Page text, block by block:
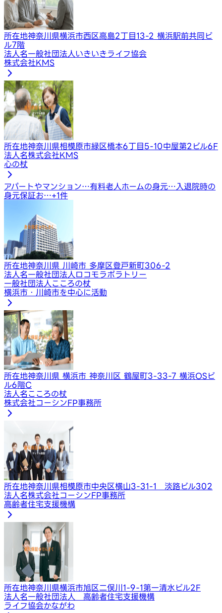
所在地神奈川県横浜市西区高島2丁目13-2 横浜駅前共同ビ
ル7階
法人名一般社団法人いきいきライフ協会
株式会社KMS
所在地神奈川県相模原市緑区橋本6丁目5-10中屋第2ビル6F
法人名株式会社KMS
心の杖
アパートやマンション…有料老人ホームの身元… 入退院時の
身元保証お…+1件
所在地神奈川県 川崎市 多摩区登戸新町306-2
法人名一般社団法人ロコモラボラトリー
一般社団法人こころの杖
横浜市・川崎市を中心に活動
所在地神奈川県 横浜市 神奈川区 鶴屋町3-33-7 横浜OSビ
ル6階C
法人名 こころの杖
株式会社コーシンFP事務所
所在地神奈川県相模原市中央区横山3-31-1 淡路ビル302
法人名株式会社コーシンFP事務所
高齢者住宅支援機構
所在地神奈川県横浜市旭区二俣川1-9-1第一清水ビル2F
法人名一般社団法人 高齢者住宅支援機構
ライフ協会かながわ